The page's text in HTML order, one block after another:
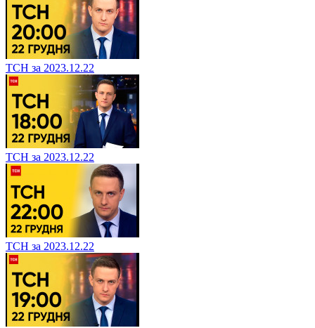
ТСН за 2023.12.22
ТСН за 2023.12.22
ТСН за 2023.12.22